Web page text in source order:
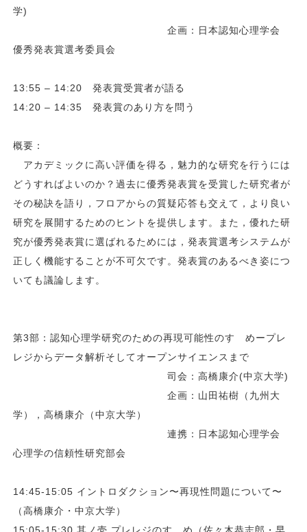
学)
企画：日本認知心理学会
優秀発表賞選考委員会
13:55 – 14:20 発表賞受賞者が語る
14:20 – 14:35 発表賞のあり方を問う
概要：
アカデミックに高い評価を得る，魅力的な研究を行うには
どうすればよいのか？過去に優秀発表賞を受賞した研究者が
その秘訣を語り，フロアからの質疑応答も交えて，より良い
研究を展開するためのヒントを提供します。また，優れた研
究が優秀発表賞に選ばれるためには，発表賞選考システムが
正しく機能することが不可欠です。発表賞のあるべき姿につ
いても議論します。
第3部：認知心理学研究のための再現可能性のすゝめープレ
レジからデータ解析そしてオープンサイエンスまで
司会：高橋康介(中京大学)
企画：山田祐樹（九州大
学），高橋康介（中京大学）
連携：日本認知心理学会
心理学の信頼性研究部会
14:45-15:05 イントロダクション〜再現性問題について〜
（高橋康介・中京大学）
15:05-15:30 其ノ壱 プレレジのすゝめ（佐々木恭志郎・早